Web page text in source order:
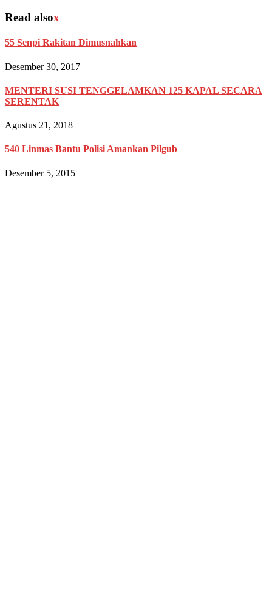
Read alsox
55 Senpi Rakitan Dimusnahkan
Desember 30, 2017
MENTERI SUSI TENGGELAMKAN 125 KAPAL SECARA
SERENTAK
Agustus 21, 2018
540 Linmas Bantu Polisi Amankan Pilgub
Desember 5, 2015